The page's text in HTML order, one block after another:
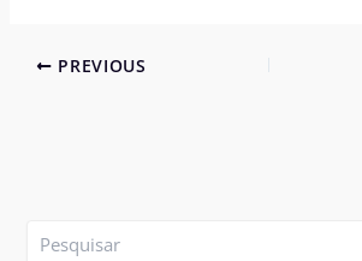
PREVIOUS